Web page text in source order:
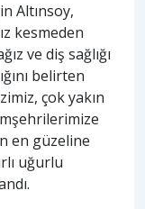
Altınsoy,
kesmeden
ve diş sağlığı
belirten
çok yakın
en güzeline
uğurlu